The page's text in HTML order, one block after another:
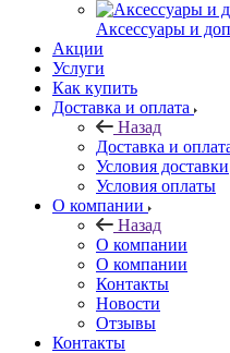
Аксессуары и
Акции
Услуги
Как купить
Доставка и оплата
Назад
Доставка и
Условия доставки
Условия оплаты
О компании
Назад
О компании
О компании
Контакты
Новости
Отзывы
Контакты